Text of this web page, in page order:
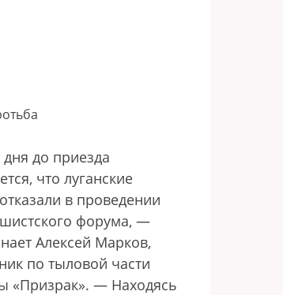
дня до приезда
что луганские
в проведении
форума, —
Алексей Марков,
по тыловой части
«Призрак». — Находясь